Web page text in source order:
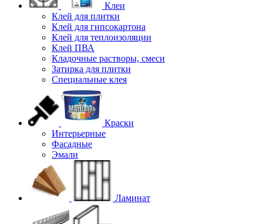
Клеи
Клей для плитки
Клей для гипсокартона
Клей для теплоизоляции
Клей ПВА
Кладочные растворы, смеси
Затирка для плитки
Специальные клея
Краски
Интерьерные
Фасадные
Эмали
Ламинат